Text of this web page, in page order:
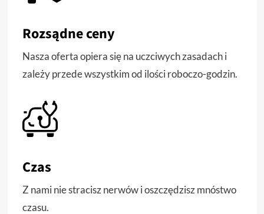
Rozsądne ceny
Nasza oferta opiera się na uczciwych zasadach i
zależy przede wszystkim od ilości roboczo-godzin.
Czas
Z nami nie stracisz nerwów i oszczędzisz mnóstwo
czasu.